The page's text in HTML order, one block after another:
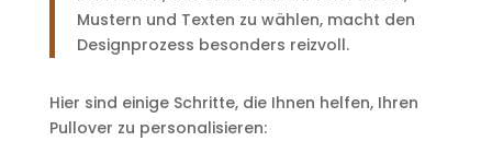
Mustern und Texten zu wählen, macht den
Designprozess besonders reizvoll.
Hier sind einige Schritte, die Ihnen helfen, Ihren
Pullover zu personalisieren: